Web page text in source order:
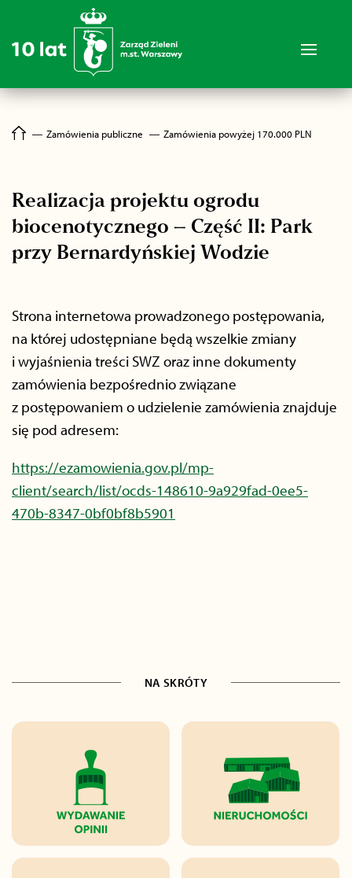
― Zamówienia publiczne ― Zamówienia powyżej 170.000 PLN
Realizacja projektu ogrodu
biocenotycznego – Część II: Park
przy Bernardyńskiej Wodzie
Strona internetowa prowadzonego postępowania,
na której udostępniane będą wszelkie zmiany
i wyjaśnienia treści SWZ oraz inne dokumenty
zamówienia bezpośrednio związane
z postępowaniem o udzielenie zamówienia znajduje
się pod adresem:
https://ezamowienia.gov.pl/mp-
client/search/list/ocds-148610-9a929fad-0ee5-
470b-8347-0bf0bf8b5901
NA SKRÓTY